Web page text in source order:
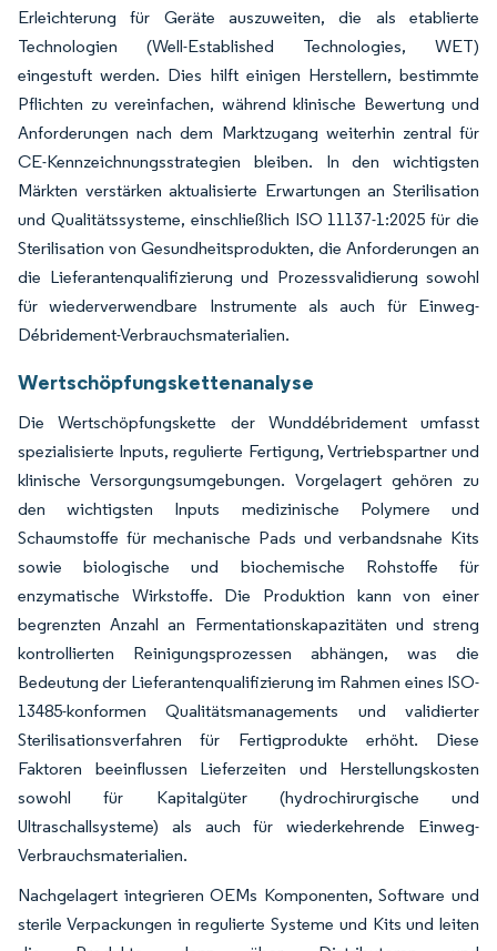
Erleichterung für Geräte auszuweiten, die als etablierte
Technologien (Well-Established Technologies, WET)
eingestuft werden. Dies hilft einigen Herstellern, bestimmte
Pflichten zu vereinfachen, während klinische Bewertung und
Anforderungen nach dem Marktzugang weiterhin zentral für
CE-Kennzeichnungsstrategien bleiben. In den wichtigsten
Märkten verstärken aktualisierte Erwartungen an Sterilisation
und Qualitätssysteme, einschließlich ISO 11137-1:2025 für die
Sterilisation von Gesundheitsprodukten, die Anforderungen an
die Lieferantenqualifizierung und Prozessvalidierung sowohl
für wiederverwendbare Instrumente als auch für Einweg-
Débridement-Verbrauchsmaterialien.
Wertschöpfungskettenanalyse
Die Wertschöpfungskette der Wunddébridement umfasst
spezialisierte Inputs, regulierte Fertigung, Vertriebspartner und
klinische Versorgungsumgebungen. Vorgelagert gehören zu
den wichtigsten Inputs medizinische Polymere und
Schaumstoffe für mechanische Pads und verbandsnahe Kits
sowie biologische und biochemische Rohstoffe für
enzymatische Wirkstoffe. Die Produktion kann von einer
begrenzten Anzahl an Fermentationskapazitäten und streng
kontrollierten Reinigungsprozessen abhängen, was die
Bedeutung der Lieferantenqualifizierung im Rahmen eines ISO-
13485-konformen Qualitätsmanagements und validierter
Sterilisationsverfahren für Fertigprodukte erhöht. Diese
Faktoren beeinflussen Lieferzeiten und Herstellungskosten
sowohl für Kapitalgüter (hydrochirurgische und
Ultraschallsysteme) als auch für wiederkehrende Einweg-
Verbrauchsmaterialien.
Nachgelagert integrieren OEMs Komponenten, Software und
sterile Verpackungen in regulierte Systeme und Kits und leiten